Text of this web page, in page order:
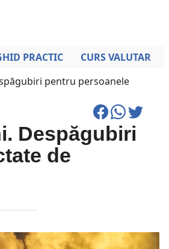
PRACTIC
CURS VALUTAR
pentru persoanele
Despăgubiri
de